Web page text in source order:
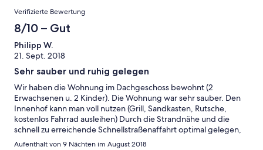
Verifizierte Bewertung
8/10 – Gut
Philipp W.
21. Sept. 2018
Sehr sauber und ruhig gelegen
Wir haben die Wohnung im Dachgeschoss bewohnt (2
Erwachsenen u. 2 Kinder). Die Wohnung war sehr sauber. Den
Innenhof kann man voll nutzen (Grill, Sandkasten, Rutsche,
kostenlos Fahrrad ausleihen) Durch die Strandnähe und die
schnell zu erreichende Schnellstraßenaffahrt optimal gelegen,
um Rügen auf eigene Faust zu erkunden.
Aufenthalt von 9 Nächten im August 2018